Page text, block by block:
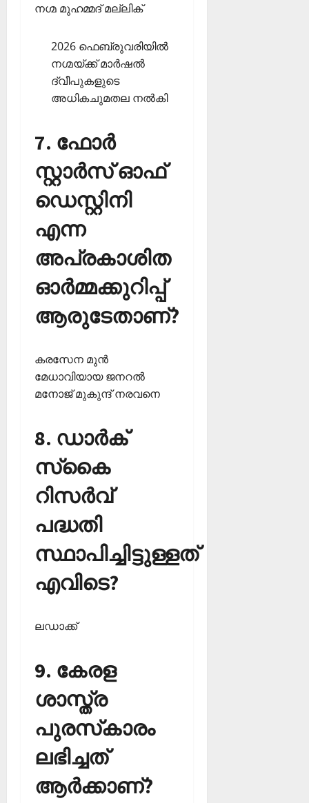
നഗ്മ മുഹമ്മദ് മല്ലിക്
2026 ഫെബ്രുവരിയില്‍
നഗ്മയ്ക്ക് മാര്‍ഷല്‍
ദ്വീപുകളുടെ
അധികചുമതല നല്‍കി
7. ഫോര്‍
സ്റ്റാര്‍സ് ഓഫ്
ഡെസ്റ്റിനി
എന്ന
അപ്രകാശിത
ഓര്‍മ്മക്കുറിപ്പ്
ആരുടേതാണ്?
കരസേന മുന്‍
മേധാവിയായ ജനറല്‍
മനോജ് മുകുന്ദ് നരവനെ
8. ഡാര്‍ക്
സ്‌കൈ
റിസര്‍വ്
പദ്ധതി
സ്ഥാപിച്ചിട്ടുള്ളത്
എവിടെ?
ലഡാക്ക്‌
9. കേരള
ശാസ്ത്ര
പുരസ്‌കാരം
ലഭിച്ചത്
ആര്‍ക്കാണ്?